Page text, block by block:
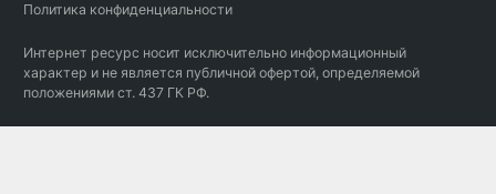
Политика конфиденциальности
Интернет ресурс носит исключительно информационный
характер и не является публичной офертой, определяемой
положениями ст. 437 ГК РФ.